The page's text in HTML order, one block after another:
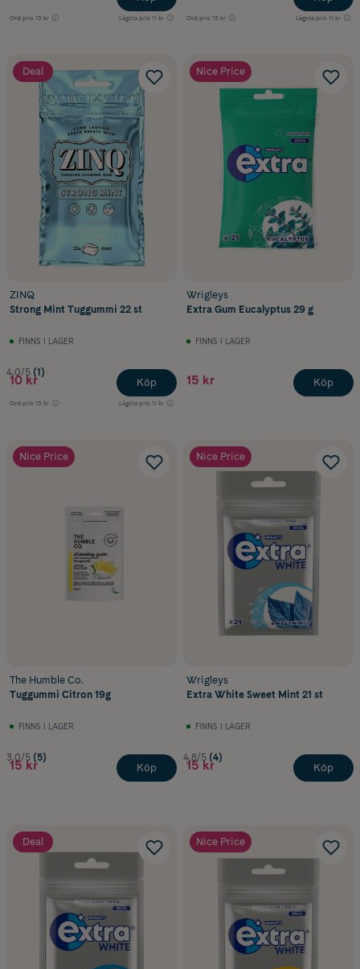
Ord.pris 13 kr Lägsta pris 11 kr Ord.pris 13 kr Lägsta pris 11 kr
Deal
ZINQ
Strong Mint Tuggummi 22 st
FINNS I LAGER
4.0/5 (1)
10 kr
Ord.pris 13 kr Lägsta pris 11 kr
Köp
Nice Price
Wrigleys
Extra Gum Eucalyptus 29 g
FINNS I LAGER
15 kr Köp
Nice Price
The Humble Co.
Tuggummi Citron 19g
FINNS I LAGER
3.0/5 (5)
15 kr Köp
Nice Price
Wrigleys
Extra White Sweet Mint 21 st
FINNS I LAGER
4.8/5 (4)
15 kr Köp
Deal Nice Price